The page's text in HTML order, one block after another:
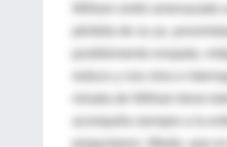
William sintió
posiblemente enojada,
reduce y nos mira e
mirada de William tiene
acompaña siempre a la
preguntaron. Miedo, que